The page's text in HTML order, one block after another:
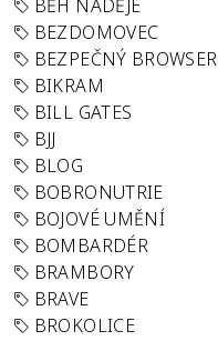
BĚH NADĚJE
BEZDOMOVEC
BEZPEČNÝ BROWSER
BIKRAM
BILL GATES
BJJ
BLOG
BOBRONUTRIE
BOJOVÉ UMĚNÍ
BOMBARDÉR
BRAMBORY
BRAVE
BROKOLICE